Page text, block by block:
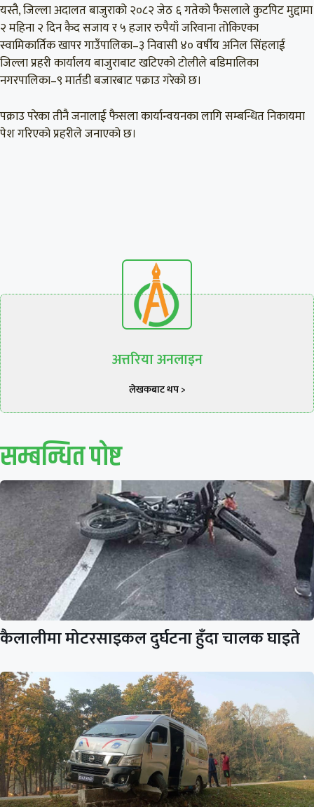
यस्तै, जिल्ला अदालत बाजुराको २०८२ जेठ ६ गतेको फैसलाले कुटपिट मुद्दामा
२ महिना २ दिन कैद सजाय र ५ हजार रुपैयाँ जरिवाना तोकिएका
स्वामिकार्तिक खापर गाउँपालिका–३ निवासी ४० वर्षीय अनिल सिंहलाई
जिल्ला प्रहरी कार्यालय बाजुराबाट खटिएको टोलीले बडिमालिका
नगरपालिका–९ मार्तडी बजारबाट पक्राउ गरेको छ।
पक्राउ परेका तीनै जनालाई फैसला कार्यान्वयनका लागि सम्बन्धित निकायमा
पेश गरिएको प्रहरीले जनाएको छ।
अत्तरिया अनलाइन
लेखकबाट थप >
सम्बन्धित पाेष्ट
कैलालीमा मोटरसाइकल दुर्घटना हुँदा चालक घाइते